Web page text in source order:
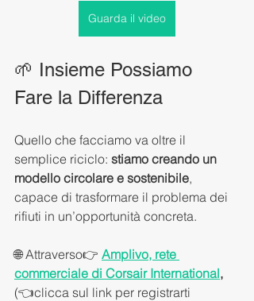
Guarda il video
🌱 Insieme Possiamo
Fare la Differenza
Quello che facciamo va oltre il
semplice riciclo: stiamo creando un
modello circolare e sostenibile,
capace di trasformare il problema dei
rifiuti in un’opportunità concreta.
🌐 Attraverso👉 Amplivo, rete
commerciale di Corsair International,
(👈clicca sul link per registrarti